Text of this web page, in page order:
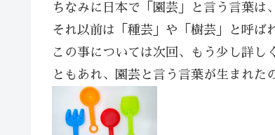
ちなみに日本で「園芸」と言う言葉は
それ以前は「種芸」や「樹芸」と呼ば
この事については次回、もう少し詳し
ともあれ、園芸と言う言葉が生まれた